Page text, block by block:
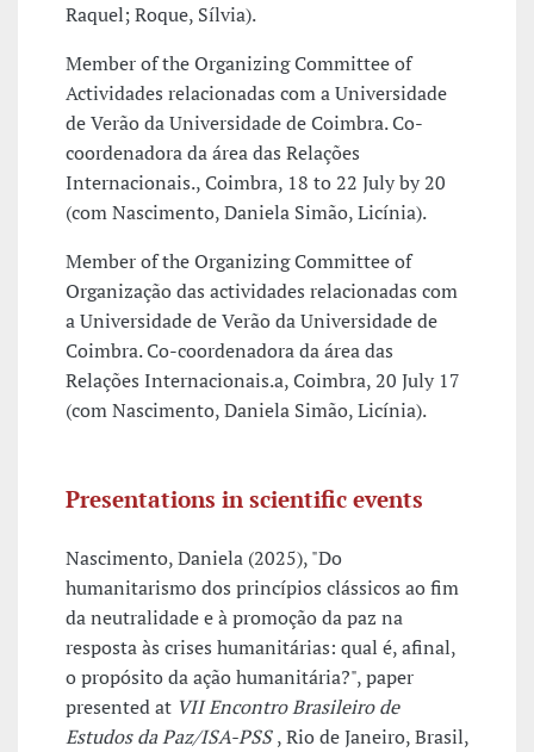
Raquel; Roque, Sílvia).
Member of the Organizing Committee of
Actividades relacionadas com a Universidade
de Verão da Universidade de Coimbra. Co-
coordenadora da área das Relações
Internacionais., Coimbra, 18 to 22 July by 20
(com Nascimento, Daniela Simão, Licínia).
Member of the Organizing Committee of
Organização das actividades relacionadas com
a Universidade de Verão da Universidade de
Coimbra. Co-coordenadora da área das
Relações Internacionais.a, Coimbra, 20 July 17
(com Nascimento, Daniela Simão, Licínia).
Presentations in scientific events
Nascimento, Daniela (2025), "Do
humanitarismo dos princípios clássicos ao fim
da neutralidade e à promoção da paz na
resposta às crises humanitárias: qual é, afinal,
o propósito da ação humanitária?", paper
presented at VII Encontro Brasileiro de
Estudos da Paz/ISA-PSS, Rio de Janeiro, Brasil,